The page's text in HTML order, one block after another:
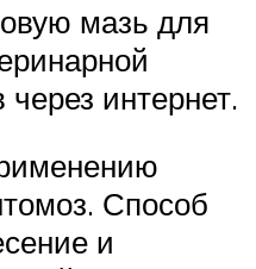
мазь для
через интернет.
Способ
и